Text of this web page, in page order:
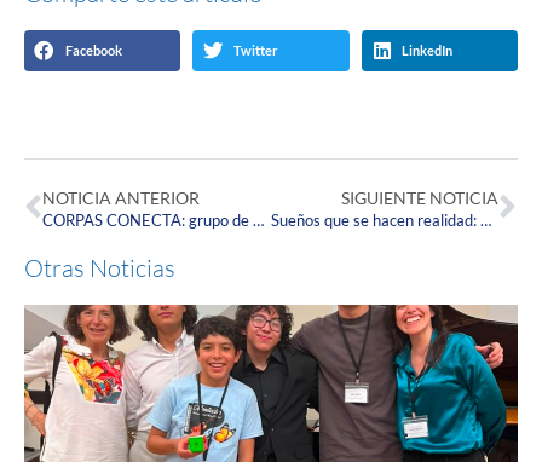
Facebook Twitter LinkedIn
NOTICIA ANTERIOR
CORPAS CONECTA: grupo de aliados que buscan cambiar la vida de jóvenes interesados en acceder a la educación superior
SIGUIENTE NOTICIA
Sueños que se hacen realidad: Finky y la Corpas otorgan beca a estudiante de pregrado
Otras Noticias